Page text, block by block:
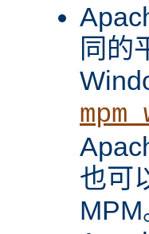
同的
也可
MPM